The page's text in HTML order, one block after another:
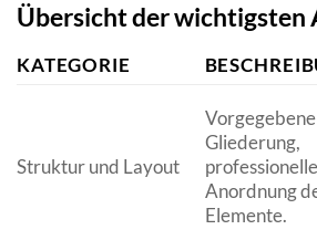
Übersicht der wichtigsten
KATEGORIE
Struktur und Layout
Vorgegebene
Gliederung,
professionelle
Anordnung
Elemente.